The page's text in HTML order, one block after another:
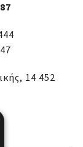
14 452